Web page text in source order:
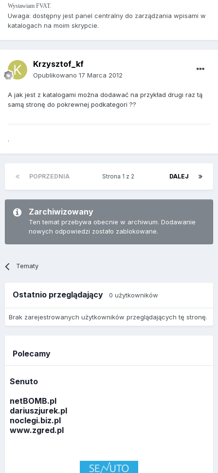
Wystawiam FVAT.
Uwaga: dostępny jest panel centralny do zarządzania wpisami w
katalogach na moim skrypcie.
Krzysztof_kf
Opublikowano 17 Marca 2012
A jak jest z katalogami można dodawać na przykład drugi raz tą
samą stronę do pokrewnej podkategori ??
.
POPRZEDNIA DALEJ
Strona 1 z 2
Zarchiwizowany
Ten temat przebywa obecnie w archiwum. Dodawanie
nowych odpowiedzi zostało zablokowane.
Tematy
Ostatnio przeglądający 0 użytkowników
Brak zarejestrowanych użytkowników przeglądających tę stronę.
Polecamy
Senuto
netBOMB.pl
dariuszjurek.pl
noclegi.biz.pl
www.zgred.pl